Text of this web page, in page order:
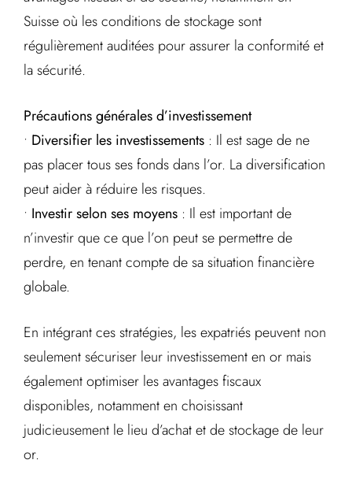
Suisse où les conditions de stockage sont
régulièrement auditées pour assurer la conformité et
la sécurité.
Précautions générales d’investissement
• Diversifier les investissements : Il est sage de ne
pas placer tous ses fonds dans l’or. La diversification
peut aider à réduire les risques.
• Investir selon ses moyens : Il est important de
n’investir que ce que l’on peut se permettre de
perdre, en tenant compte de sa situation financière
globale.
En intégrant ces stratégies, les expatriés peuvent non
seulement sécuriser leur investissement en or mais
également optimiser les avantages fiscaux
disponibles, notamment en choisissant
judicieusement le lieu d’achat et de stockage de leur
or.